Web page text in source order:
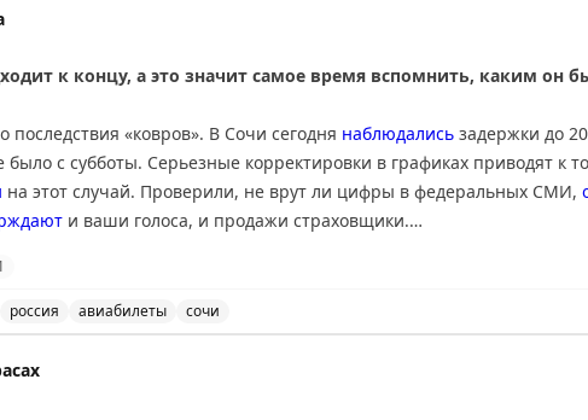
к концу, а это значит самое время вспомнить, каким он
последствия «ковров». В Сочи сегодня наблюдались задержки до
с субботы. Серьезные корректировки в графиках приводят к
на этот случай. Проверили, не врут ли цифры в федеральных СМИ,
и ваши голоса, и продажи страховщики.
много внимания в СМИ – утром разбирались в
в Турции. Уже во второй половине дня Минздрав Турции
не попадешь. Это все про спрос у россиян на отдых во
россия авиабилеты сочи